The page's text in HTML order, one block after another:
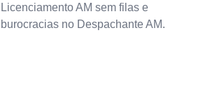
Licenciamento AM sem filas e
burocracias no Despachante AM.